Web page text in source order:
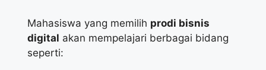
Mahasiswa yang memilih prodi bisnis
digital akan mempelajari berbagai bidang
seperti: